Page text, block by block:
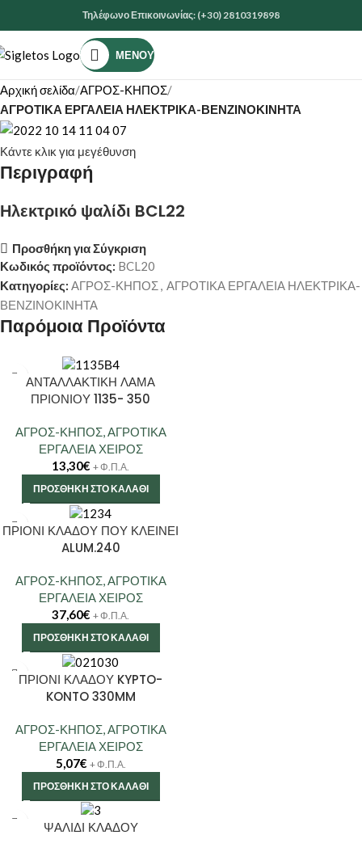
Τηλέφωνο Επικοινωνίας: (+30) 2810319898
ΜΕΝΟΎ
Αρχική σελίδα ΑΓΡΟΣ-ΚΗΠΟΣ
ΑΓΡΟΤΙΚΑ ΕΡΓΑΛΕΙΑ ΗΛΕΚΤΡΙΚΑ-ΒΕΝΖΙΝΟΚΙΝΗΤΑ
Κάντε κλικ για μεγέθυνση
Περιγραφή
Ηλεκτρικό ψαλίδι BCL22
Προσθήκη για Σύγκριση
Κωδικός προϊόντος: BCL20
Κατηγορίες: ΑΓΡΟΣ-ΚΗΠΟΣ, ΑΓΡΟΤΙΚΑ ΕΡΓΑΛΕΙΑ ΗΛΕΚΤΡΙΚΑ-
ΒΕΝΖΙΝΟΚΙΝΗΤΑ
Παρόμοια Προϊόντα
ΑΝΤΑΛΛΑΚΤΙΚΗ ΛΑΜΑ
ΠΡΙΟΝΙΟΥ 1135- 350
ΑΓΡΟΣ-ΚΗΠΟΣ,ΑΓΡΟΤΙΚΑ
ΕΡΓΑΛΕΙΑ ΧΕΙΡΟΣ
13,30€ + Φ.Π.Α.
ΠΡΟΣΘΉΚΗ ΣΤΟ ΚΑΛΆΘΙ
ΠΡΙΟΝΙ ΚΛΑΔΟΥ ΠΟΥ ΚΛΕΙΝΕΙ
ALUM.240
ΑΓΡΟΣ-ΚΗΠΟΣ,ΑΓΡΟΤΙΚΑ
ΕΡΓΑΛΕΙΑ ΧΕΙΡΟΣ
37,60€ + Φ.Π.Α.
ΠΡΟΣΘΉΚΗ ΣΤΟ ΚΑΛΆΘΙ
ΠΡΙΟΝΙ ΚΛΑΔΟΥ KYPTO-
KONTO 330MM
ΑΓΡΟΣ-ΚΗΠΟΣ, ΑΓΡΟΤΙΚΑ
ΕΡΓΑΛΕΙΑ ΧΕΙΡΟΣ
5,07€ + Φ.Π.Α.
ΠΡΟΣΘΉΚΗ ΣΤΟ ΚΑΛΆΘΙ
ΨΑΛΙΔΙ ΚΛΑΔΟΥ